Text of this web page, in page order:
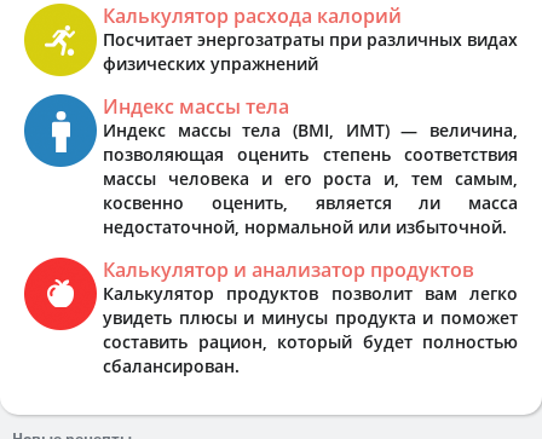
Калькулятор расхода калорий
Посчитает энергозатраты при различных видах
физических упражнений
Индекс массы тела
Индекс массы тела (BMI, ИМТ) — величина,
позволяющая оценить степень соответствия
массы человека и его роста и, тем самым,
косвенно оценить, является ли масса
недостаточной, нормальной или избыточной.
Калькулятор и анализатор продуктов
Калькулятор продуктов позволит вам легко
увидеть плюсы и минусы продукта и поможет
составить рацион, который будет полностью
сбалансирован.